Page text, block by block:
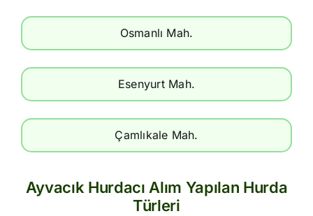
Osmanlı Mah.
Esenyurt Mah.
Çamlıkale Mah.
Ayvacık Hurdacı Alım Yapılan Hurda
Türleri